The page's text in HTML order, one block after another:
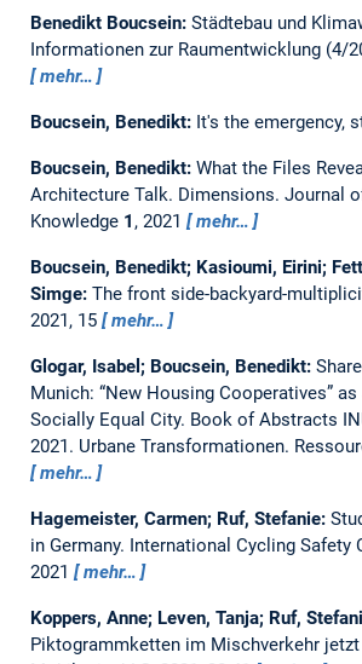
Benedikt Boucsein: Städtebau und
Informationen zur Raumentwicklung (4/
mehr…
Boucsein, Benedikt: It's the emergency,
Boucsein, Benedikt: What the Files
Architecture Talk. Dimensions. Journal
Knowledge 1 , 2021 mehr…
Boucsein, Benedikt; Kasioumi, Eirini;
Simge: The front side-backyard-
2021, 15
mehr…
Glogar, Isabel; Boucsein, Benedikt:
Munich: “New Housing Cooperatives”
Socially Equal City. Book of Abstracts
2021. Urbane Transformationen.
mehr…
Hagemeister, Carmen; Ruf, Stefanie:
in Germany. International Cycling Safety
2021
mehr…
Koppers, Anne; Leven, Tanja; Ruf,
Piktogrammketten im Mischverkehr